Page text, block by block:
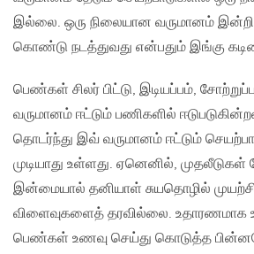
இல்லை. ஒரு நிலையான வருமானம் இன்றி
கொண்டு நடத்துவது என்பதும் இங்கு
பெண்கள் சிலர் பிட்டு, இடியப்பம்,
வருமானம் ஈட்டும் பணிகளில்
தொடர்ந்து இவ் வருமானம் ஈட்டும்
முடியாது உள்ளது. ஏனெனில், முதலீடுகள்
இன்மையால் தனியாள் சுயதொழில்
விளைவுகளைத் தரவில்லை. உதாரணமாக
பெண்கள் உணவு செய்து கொடுத்த